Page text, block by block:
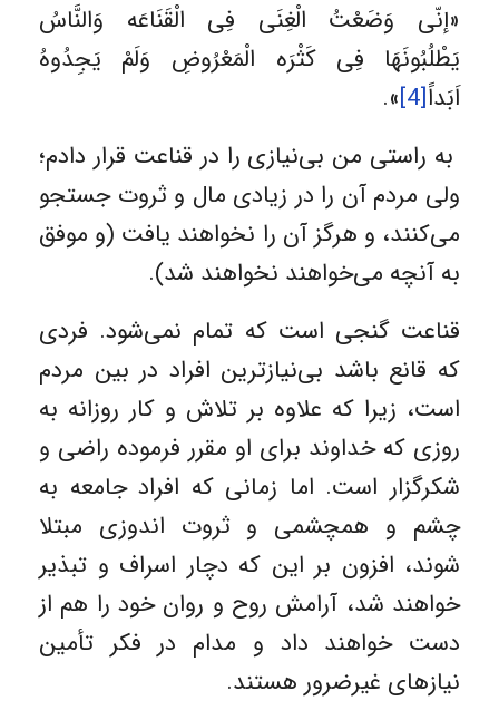
«إنّی وَضَعْتُ الْغِنَی فِی الْقَنَاعَه وَالنَّاسُ
یَطْلُبُونَهَا فِی کَثْرَه الْمَعْرُوضِ وَلَمْ یَجِدُوهُ
اَبَداً[4]
».
به راستى من بی‌نیازی را در قناعت قرار دادم؛
ولی مردم آن را در زیادی مال و ثروت جستجو
می‌کنند، و هرگز آن را نخواهند یافت (و موفق
به آنچه می‌خواهند نخواهند شد).
قناعت گنجی است که تمام نمی‌شود. فردی
که قانع باشد بی‌نیازترین افراد در بین مردم
است، زیرا که علاوه بر تلاش و کار روزانه به
روزی که خداوند برای او مقرر فرموده راضی و
شکرگزار است. اما زمانی که افراد جامعه به
چشم و همچشمی و ثروت اندوزی مبتلا
شوند، افزون بر این که دچار اسراف و تبذیر
خواهند شد، آرامش روح و روان خود را هم از
دست خواهند داد و مدام در فکر تأمین
نیازهای غیرضرور هستند.